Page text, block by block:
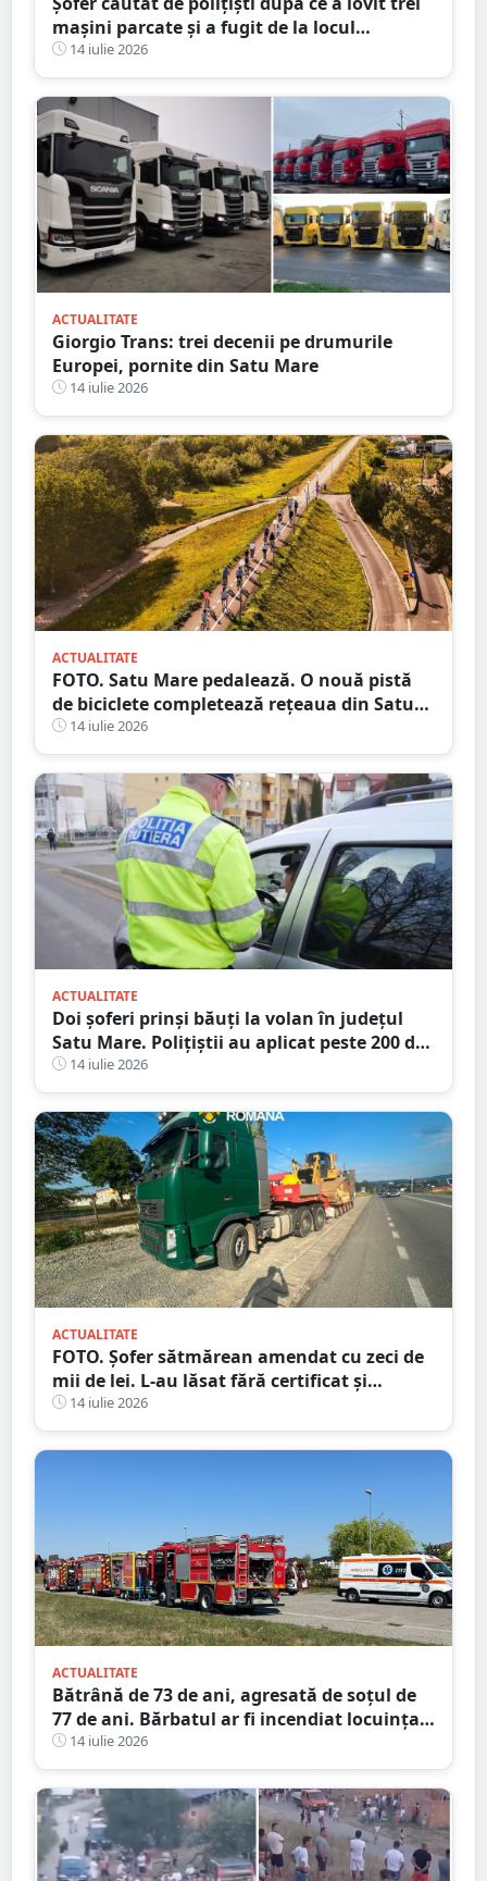
mașini parcate și a fugit de la locul
accidentului, în Satu Mare
14 iulie 2026
ACTUALITATE
Giorgio Trans: trei decenii pe drumurile
Europei, pornite din Satu Mare
14 iulie 2026
ACTUALITATE
FOTO. Satu Mare pedalează. O nouă pistă
de biciclete completează rețeaua din Satu
Mare
14 iulie 2026
ACTUALITATE
Doi șoferi prinși băuți la volan în județul
Satu Mare. Polițiștii au aplicat peste 200 de
amenzi într-o singură zi
14 iulie 2026
ACTUALITATE
FOTO. Șofer sătmărean amendat cu zeci de
mii de lei. L-au lăsat fără certificat și
plăcuțe
14 iulie 2026
ACTUALITATE
Bătrână de 73 de ani, agresată de soțul de
77 de ani. Bărbatul ar fi incendiat locuința
din județul Satu Mare
14 iulie 2026